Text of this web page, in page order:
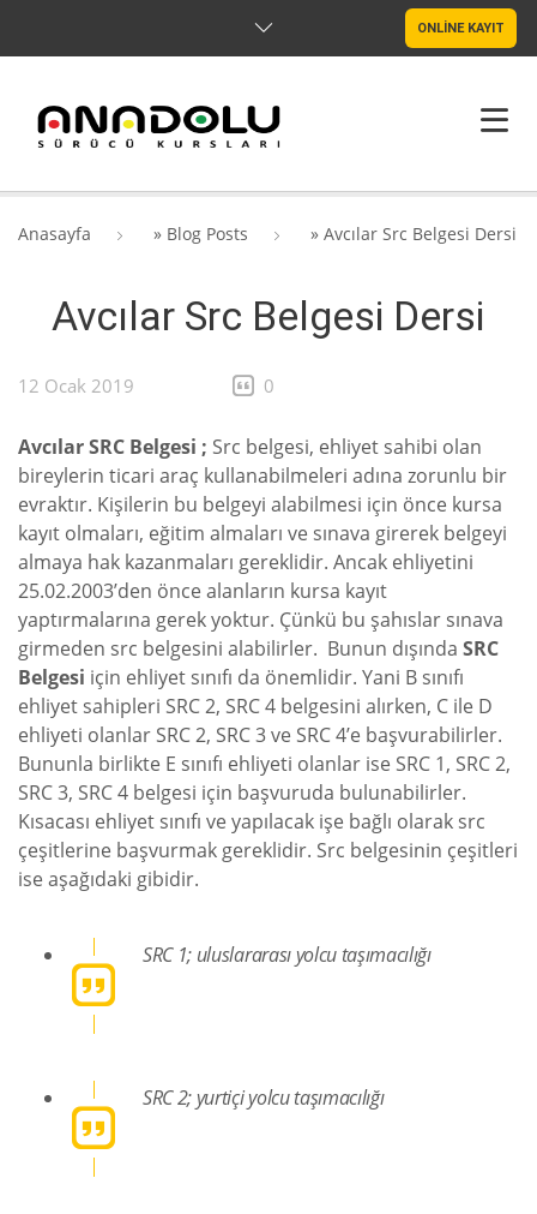
ONLİNE KAYIT
ŞUBELER
SRC & PSIKOTEKNIK
BLOG
İLETIŞIM
Anasayfa » Blog Posts » Avcılar Src Belgesi Dersi
Avcılar Src Belgesi Dersi
12 Ocak 2019 0
Avcılar SRC Belgesi ; Src belgesi, ehliyet sahibi olan
bireylerin ticari araç kullanabilmeleri adına zorunlu bir
evraktır. Kişilerin bu belgeyi alabilmesi için önce kursa
kayıt olmaları, eğitim almaları ve sınava girerek belgeyi
almaya hak kazanmaları gereklidir. Ancak ehliyetini
25.02.2003’den önce alanların kursa kayıt
yaptırmalarına gerek yoktur. Çünkü bu şahıslar sınava
girmeden src belgesini alabilirler. Bunun dışında SRC
Belgesi için ehliyet sınıfı da önemlidir. Yani B sınıfı
ehliyet sahipleri SRC 2, SRC 4 belgesini alırken, C ile D
ehliyeti olanlar SRC 2, SRC 3 ve SRC 4’e başvurabilirler.
Bununla birlikte E sınıfı ehliyeti olanlar ise SRC 1, SRC 2,
SRC 3, SRC 4 belgesi için başvuruda bulunabilirler.
Kısacası ehliyet sınıfı ve yapılacak işe bağlı olarak src
çeşitlerine başvurmak gereklidir. Src belgesinin çeşitleri
ise aşağıdaki gibidir.
SRC 1; uluslararası yolcu taşımacılığı
SRC 2; yurtiçi yolcu taşımacılığı